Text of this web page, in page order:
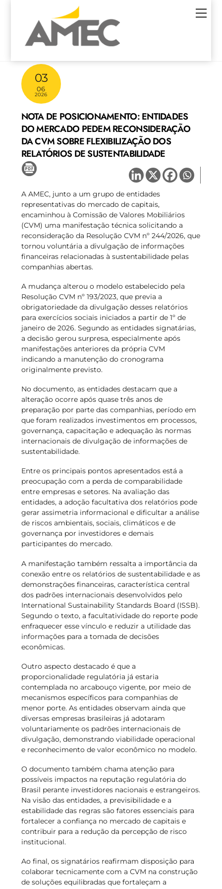
03
06
2026
NOTA DE POSICIONAMENTO: ENTIDADES
DO MERCADO PEDEM RECONSIDERAÇÃO
DA CVM SOBRE FLEXIBILIZAÇÃO DOS
RELATÓRIOS DE SUSTENTABILIDADE
A AMEC, junto a um grupo de entidades
representativas do mercado de capitais,
encaminhou à Comissão de Valores Mobiliários
(CVM) uma manifestação técnica solicitando a
reconsideração da Resolução CVM nº 244/2026, que
tornou voluntária a divulgação de informações
financeiras relacionadas à sustentabilidade pelas
companhias abertas.
A mudança alterou o modelo estabelecido pela
Resolução CVM nº 193/2023, que previa a
obrigatoriedade da divulgação desses relatórios
para exercícios sociais iniciados a partir de 1º de
janeiro de 2026. Segundo as entidades signatárias,
a decisão gerou surpresa, especialmente após
manifestações anteriores da própria CVM
indicando a manutenção do cronograma
originalmente previsto.
No documento, as entidades destacam que a
alteração ocorre após quase três anos de
preparação por parte das companhias, período em
que foram realizados investimentos em processos,
governança, capacitação e adequação às normas
internacionais de divulgação de informações de
sustentabilidade.
Entre os principais pontos apresentados está a
preocupação com a perda de comparabilidade
entre empresas e setores. Na avaliação das
entidades, a adoção facultativa dos relatórios pode
gerar assimetria informacional e dificultar a análise
de riscos ambientais, sociais, climáticos e de
governança por investidores e demais
participantes do mercado.
A manifestação também ressalta a importância da
conexão entre os relatórios de sustentabilidade e as
demonstrações financeiras, característica central
dos padrões internacionais desenvolvidos pelo
International Sustainability Standards Board (ISSB).
Segundo o texto, a facultatividade do reporte pode
enfraquecer esse vínculo e reduzir a utilidade das
informações para a tomada de decisões
econômicas.
Outro aspecto destacado é que a
proporcionalidade regulatória já estaria
contemplada no arcabouço vigente, por meio de
mecanismos específicos para companhias de
menor porte. As entidades observam ainda que
diversas empresas brasileiras já adotaram
voluntariamente os padrões internacionais de
divulgação, demonstrando viabilidade operacional
e reconhecimento de valor econômico no modelo.
O documento também chama atenção para
possíveis impactos na reputação regulatória do
Brasil perante investidores nacionais e estrangeiros.
Na visão das entidades, a previsibilidade e a
estabilidade das regras são fatores essenciais para
fortalecer a confiança no mercado de capitais e
contribuir para a redução da percepção de risco
institucional.
Ao final, os signatários reafirmam disposição para
colaborar tecnicamente com a CVM na construção
de soluções equilibradas que fortaleçam a